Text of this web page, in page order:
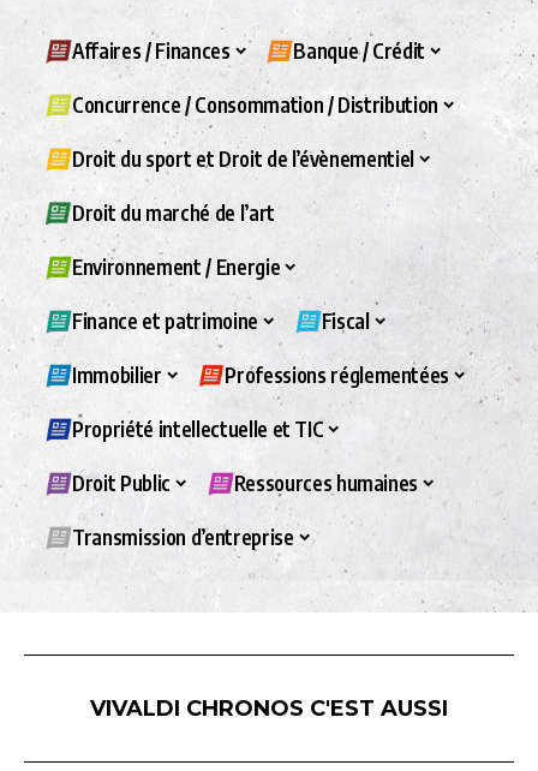
Affaires / Finances Banque / Crédit
Concurrence / Consommation / Distribution
Droit du sport et Droit de l’évènementiel
Droit du marché de l’art
Environnement / Energie
Finance et patrimoine Fiscal
Immobilier Professions réglementées
Propriété intellectuelle et TIC
Droit Public Ressources humaines
Transmission d’entreprise
VIVALDI CHRONOS C'EST AUSSI